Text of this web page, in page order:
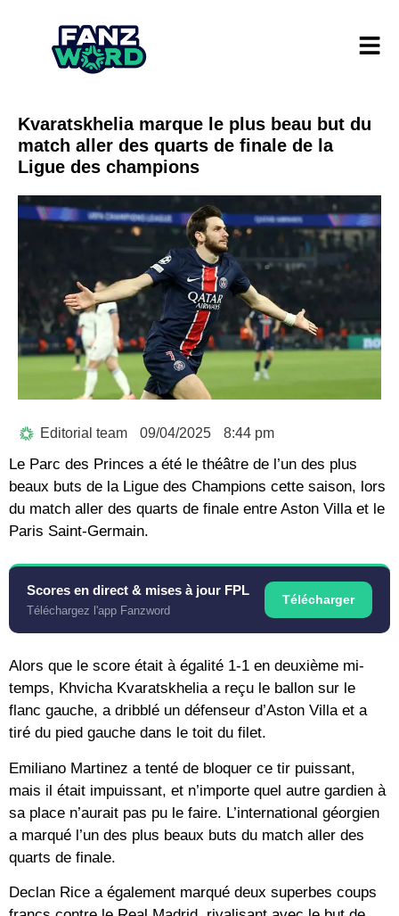
Kvaratskhelia marque le plus beau but du
match aller des quarts de finale de la
Ligue des champions
Editorial team 09/04/2025 8:44 pm
Le Parc des Princes a été le théâtre de l’un des plus
beaux buts de la Ligue des Champions cette saison, lors
du match aller des quarts de finale entre Aston Villa et le
Paris Saint-Germain.
Scores en direct & mises à jour FPL
Téléchargez l'app Fanzword
Télécharger
Alors que le score était à égalité 1-1 en deuxième mi-
temps, Khvicha Kvaratskhelia a reçu le ballon sur le
flanc gauche, a dribblé un défenseur d’Aston Villa et a
tiré du pied gauche dans le toit du filet.
Emiliano Martinez a tenté de bloquer ce tir puissant,
mais il était impuissant, et n’importe quel autre gardien à
sa place n’aurait pas pu le faire. L’international géorgien
a marqué l’un des plus beaux buts du match aller des
quarts de finale.
Declan Rice a également marqué deux superbes coups